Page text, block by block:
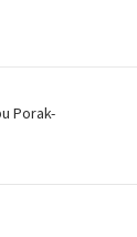
Porak-